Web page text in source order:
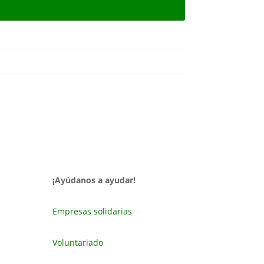
¡Ayúdanos a ayudar!
Empresas solidarias
Voluntariado